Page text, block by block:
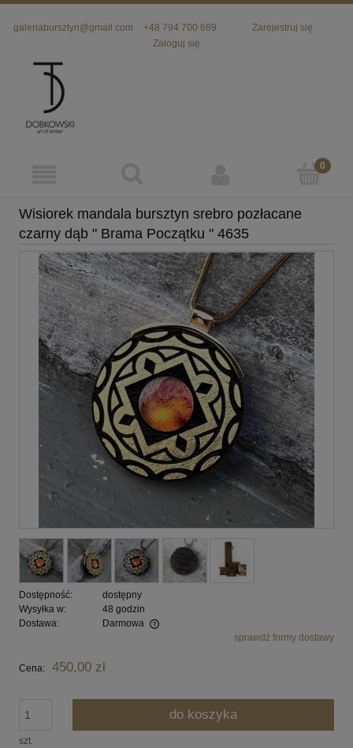
galeriabursztyn@gmail.com +48 794 700 689
Zarejestruj się
Zaloguj się
Wisiorek mandala bursztyn srebro pozłacane
czarny dąb " Brama Początku " 4635
Dostępność:
dostępny
Wysyłka w:
48 godzin
Dostawa:
Darmowa
Cena nie zawiera ewentualnych kosztów płatnościsprawdź formy dostawy
Cena: 450,00 zł
szt.
do koszyka